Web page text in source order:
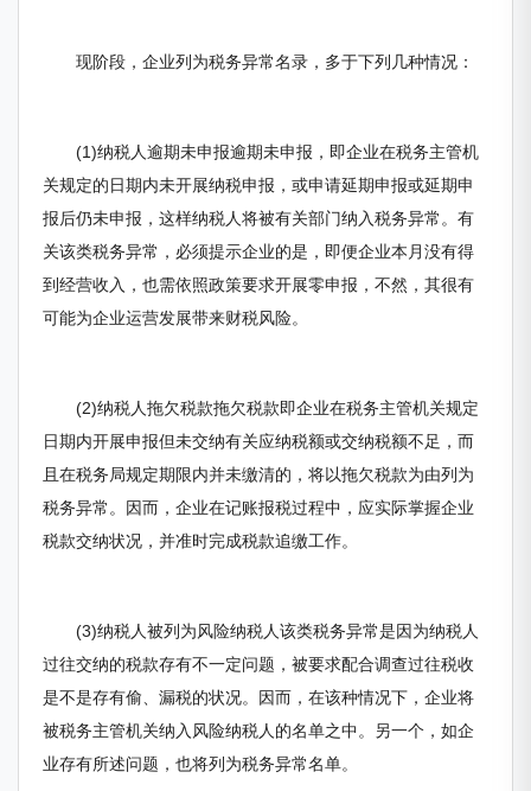
现阶段，企业列为税务异常名录，多于下列几种情况：
(1)纳税人逾期未申报逾期未申报，即企业在税务主管机
关规定的日期内未开展纳税申报，或申请延期申报或延期申
报后仍未申报，这样纳税人将被有关部门纳入税务异常。有
关该类税务异常，必须提示企业的是，即便企业本月没有得
到经营收入，也需依照政策要求开展零申报，不然，其很有
可能为企业运营发展带来财税风险。
(2)纳税人拖欠税款拖欠税款即企业在税务主管机关规定
日期内开展申报但未交纳有关应纳税额或交纳税额不足，而
且在税务局规定期限内并未缴清的，将以拖欠税款为由列为
税务异常。因而，企业在记账报税过程中，应实际掌握企业
税款交纳状况，并准时完成税款追缴工作。
(3)纳税人被列为风险纳税人该类税务异常是因为纳税人
过往交纳的税款存有不一定问题，被要求配合调查过往税收
是不是存有偷、漏税的状况。因而，在该种情况下，企业将
被税务主管机关纳入风险纳税人的名单之中。另一个，如企
业存有所述问题，也将列为税务异常名单。